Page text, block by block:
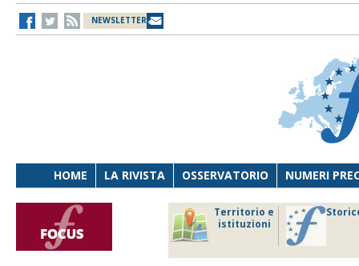
NEWSLETTER
HOME LA RIVISTA OSSERVATORIO NUMERI
Territorio e
istituzioni